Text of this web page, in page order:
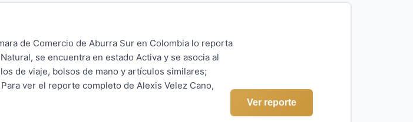
de Comercio de Aburra Sur en Colombia lo reporta
se encuentra en estado Activa y se asocia al
de viaje, bolsos de mano y artículos similares;
ver el reporte completo de Alexis Velez Cano,
Ver reporte